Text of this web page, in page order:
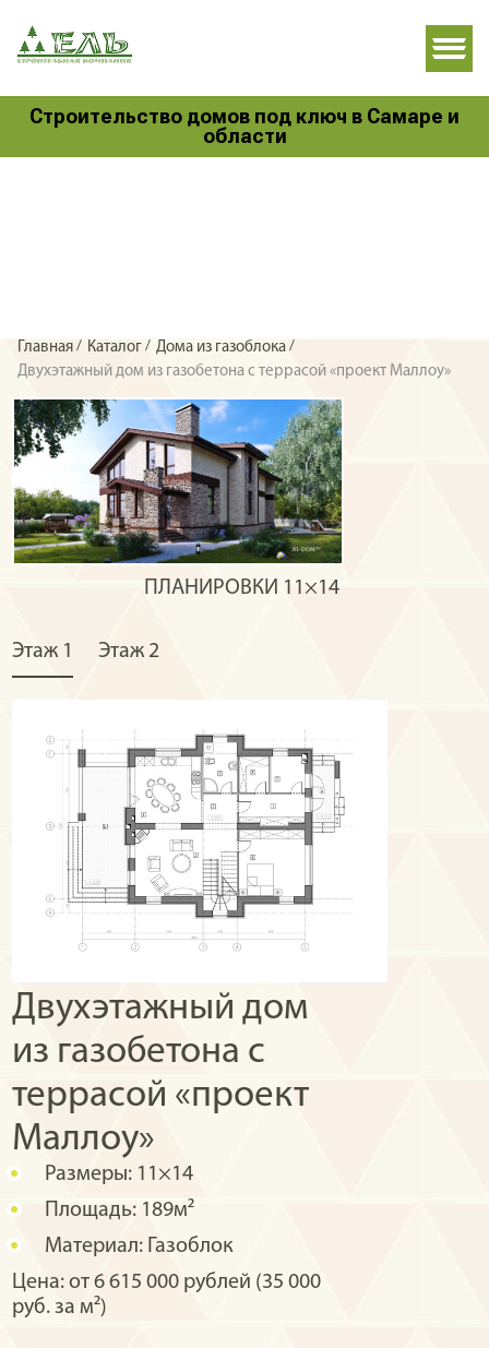
Строительство домов под ключ в Самаре и
области
Главная/ Каталог/ Дома из газоблока/
Двухэтажный дом из газобетона с террасой «проект Маллоу»
ПЛАНИРОВКИ 11×14
Этаж 1 Этаж 2
Двухэтажный дом
из газобетона с
террасой «проект
Маллоу»
Размеры: 11×14
Площадь: 189м²
Материал: Газоблок
Цена: от 6 615 000 рублей (35 000
руб. за м²)